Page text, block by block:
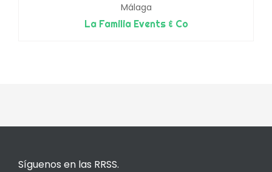
Málaga
La Familia Events & Co
Síguenos en las RRSS.